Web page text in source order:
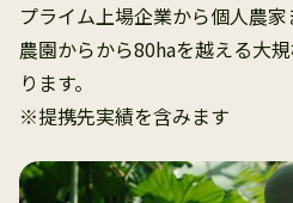
プライム上場企業から個人農
農園からから80haを越える大
ります。
※提携先実績を含みます